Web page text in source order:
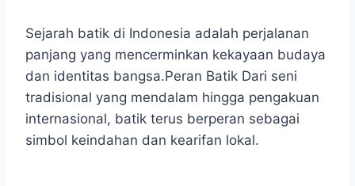
Sejarah batik di Indonesia adalah perjalanan
panjang yang mencerminkan kekayaan budaya
dan identitas bangsa.Peran Batik Dari seni
tradisional yang mendalam hingga pengakuan
internasional, batik terus berperan sebagai
simbol keindahan dan kearifan lokal.